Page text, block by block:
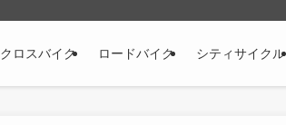
クロスバイク ロードバイク シティサイクル